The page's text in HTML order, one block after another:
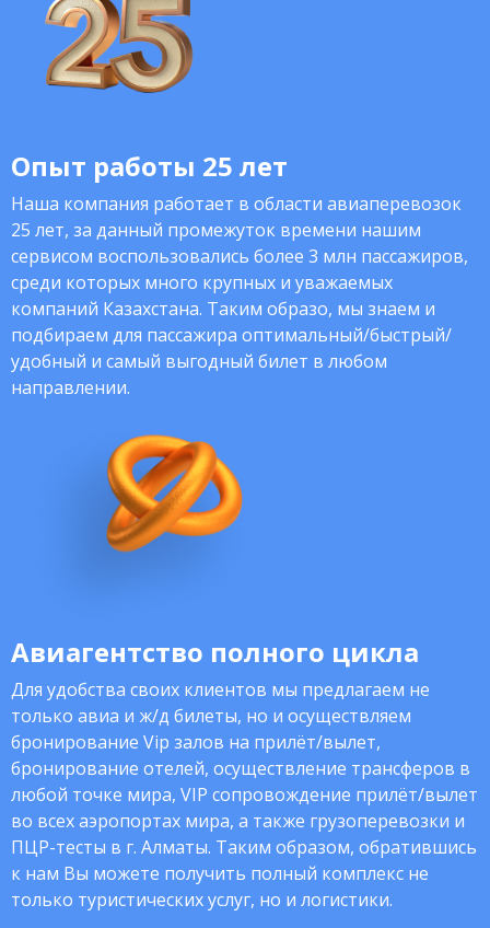
Опыт работы 25 лет
Наша компания работает в области авиаперевозок
25 лет, за данный промежуток времени нашим
сервисом воспользовались более 3 млн пассажиров,
среди которых много крупных и уважаемых
компаний Казахстана. Таким образо, мы знаем и
подбираем для пассажира оптимальный/быстрый/
удобный и самый выгодный билет в любом
направлении.
Авиагентство полного цикла
Для удобства своих клиентов мы предлагаем не
только авиа и ж/д билеты, но и осуществляем
бронирование Vip залов на прилёт/вылет,
бронирование отелей, осуществление трансферов в
любой точке мира, VIP сопровождение прилёт/вылет
во всех аэропортах мира, а также грузоперевозки и
ПЦР-тесты в г. Алматы. Таким образом, обратившись
к нам Вы можете получить полный комплекс не
только туристических услуг, но и логистики.